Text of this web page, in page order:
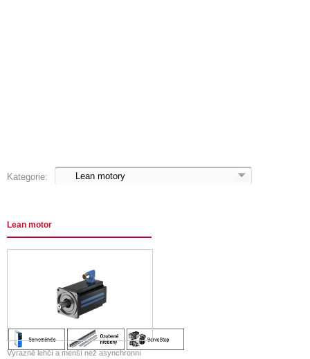
Kategorie:
Lean motor
Výrazně lehčí a menší než asynchronní